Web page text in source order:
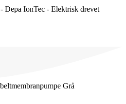
- Depa IonTec - Elektrisk drevet